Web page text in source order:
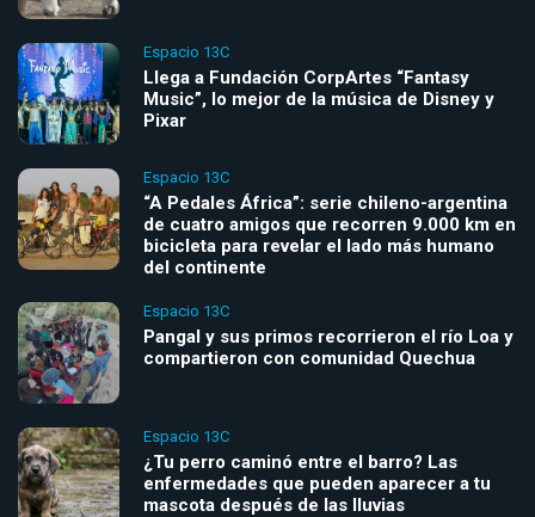
Espacio 13C
Llega a Fundación CorpArtes “Fantasy
Music”, lo mejor de la música de Disney y
Pixar
Espacio 13C
“A Pedales África”: serie chileno-argentina
de cuatro amigos que recorren 9.000 km en
bicicleta para revelar el lado más humano
del continente
Espacio 13C
Pangal y sus primos recorrieron el río Loa y
compartieron con comunidad Quechua
Espacio 13C
¿Tu perro caminó entre el barro? Las
enfermedades que pueden aparecer a tu
mascota después de las lluvias